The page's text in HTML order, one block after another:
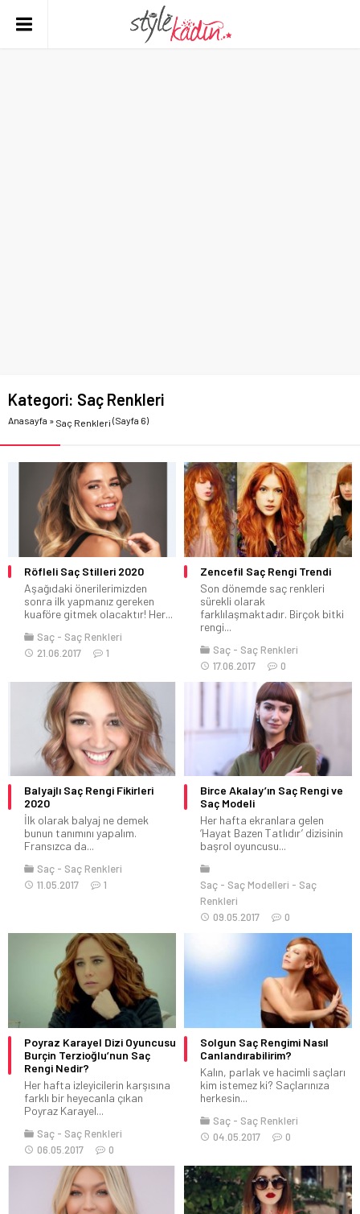
Kategori: Saç Renkleri
Anasayfa » Saç Renkleri (Sayfa 6)
Röfleli Saç Stilleri 2020
Aşağıdaki önerilerimizden
sonra ilk yapmanız gereken
kuaföre gitmek olacaktır! Her...
Saç
Saç Renkleri
21.06.2017
1
Zencefil Saç Rengi Trendi
Son dönemde saç renkleri
sürekli olarak
farklılaşmaktadır. Birçok bitki
rengi...
Saç
Saç Renkleri
17.06.2017
0
Balyajlı Saç Rengi Fikirleri
2020
İlk olarak balyaj ne demek
bunun tanımını yapalım.
Fransızca da...
Saç
Saç Renkleri
11.05.2017
1
Birce Akalay’ın Saç Rengi ve
Saç Modeli
Her hafta ekranlara gelen
‘Hayat Bazen Tatlıdır’ dizisinin
başrol oyuncusu...
Saç Saç Modelleri
Saç
Renkleri
09.05.2017
0
Poyraz Karayel Dizi Oyuncusu
Burçin Terzioğlu’nun Saç
Rengi Nedir?
Her hafta izleyicilerin karşısına
farklı bir heyecanla çıkan
Poyraz Karayel...
Saç
Saç Renkleri
06.05.2017
0
Solgun Saç Rengimi Nasıl
Canlandırabilirim?
Kalın, parlak ve hacimli saçları
kim istemez ki? Saçlarınıza
herkesin...
Saç
Saç Renkleri
04.05.2017
0